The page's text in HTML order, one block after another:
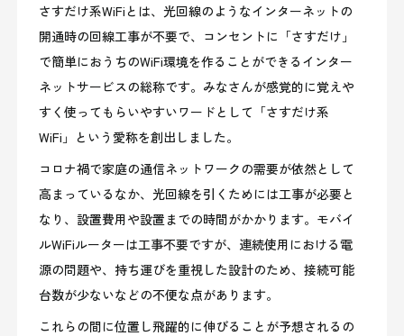
さすだけ系WiFiとは、光回線のようなインターネットの
開通時の回線工事が不要で、コンセントに「さすだけ」
で簡単におうちのWiFi環境を作ることができるインター
ネットサービスの総称です。みなさんが感覚的に覚えや
すく使ってもらいやすいワードとして「さすだけ系
WiFi」という愛称を創出しました。
コロナ禍で家庭の通信ネットワークの需要が依然として
高まっているなか、光回線を引くためには工事が必要と
なり、設置費用や設置までの時間がかかります。モバイ
ルWiFiルーターは工事不要ですが、連続使用における電
源の問題や、持ち運びを重視した設計のため、接続可能
台数が少ないなどの不便な点があります。
これらの間に位置し飛躍的に伸びることが予想されるの